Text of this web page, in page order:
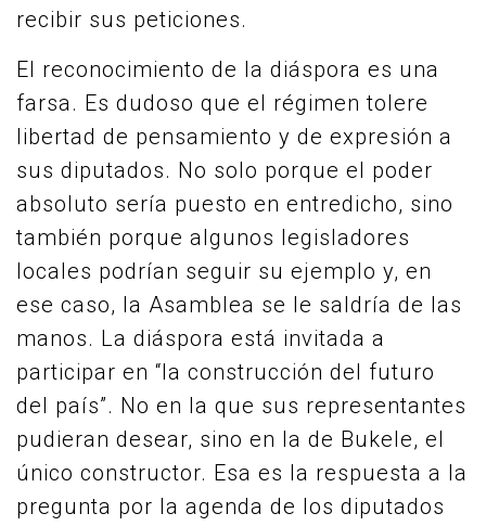
recibir sus peticiones.
El reconocimiento de la diáspora es una
farsa. Es dudoso que el régimen tolere
libertad de pensamiento y de expresión a
sus diputados. No solo porque el poder
absoluto sería puesto en entredicho, sino
también porque algunos legisladores
locales podrían seguir su ejemplo y, en
ese caso, la Asamblea se le saldría de las
manos. La diáspora está invitada a
participar en “la construcción del futuro
del país”. No en la que sus representantes
pudieran desear, sino en la de Bukele, el
único constructor. Esa es la respuesta a la
pregunta por la agenda de los diputados